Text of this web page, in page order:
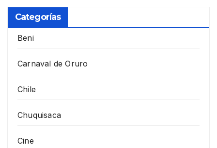
Categorías
Beni
Carnaval de Oruro
Chile
Chuquisaca
Cine